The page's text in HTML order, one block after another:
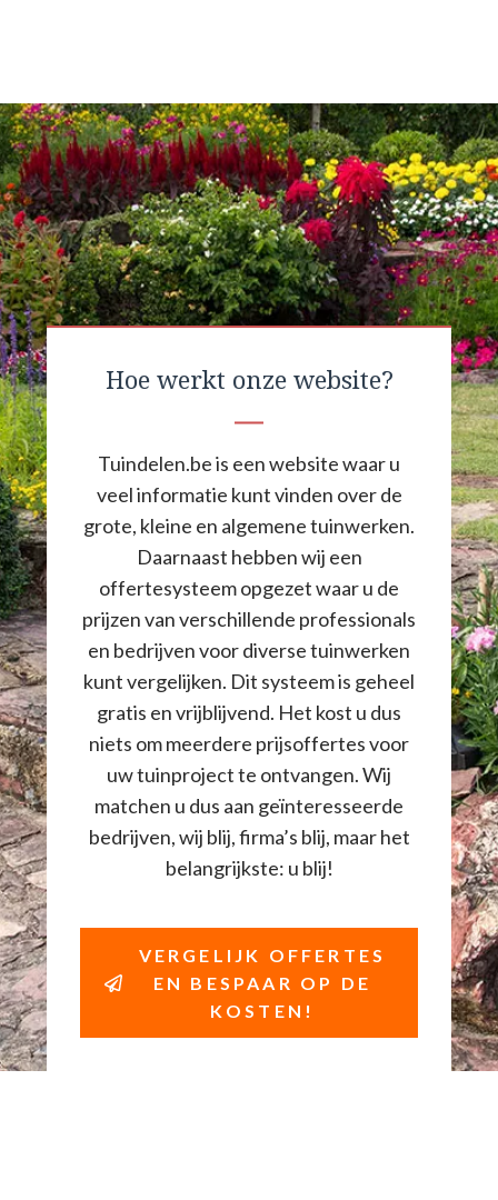
Hoe werkt onze website?
Tuindelen.be is een website waar u
veel informatie kunt vinden over de
grote, kleine en algemene tuinwerken.
Daarnaast hebben wij een
offertesysteem opgezet waar u de
prijzen van verschillende professionals
en bedrijven voor diverse tuinwerken
kunt vergelijken. Dit systeem is geheel
gratis en vrijblijvend. Het kost u dus
niets om meerdere prijsoffertes voor
uw tuinproject te ontvangen. Wij
matchen u dus aan geïnteresseerde
bedrijven, wij blij, firma’s blij, maar het
belangrijkste: u blij!
VERGELIJK OFFERTES
EN BESPAAR OP DE
KOSTEN!